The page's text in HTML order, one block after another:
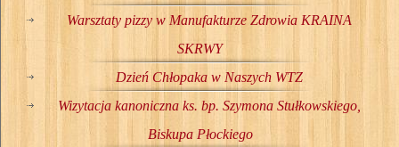
Warsztaty pizzy w Manufakturze Zdrowia KRAINA
SKRWY
Dzień Chłopaka w Naszych WTZ
Wizytacja kanoniczna ks. bp. Szymona Stułkowskiego,
Biskupa Płockiego